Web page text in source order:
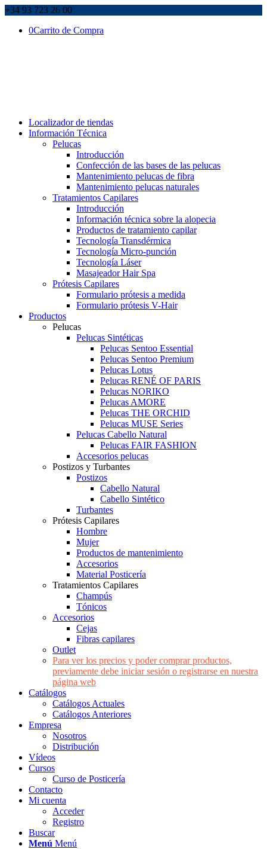
+34 93 723 26 00
0Carrito de Compra
Localizador de tiendas
Información Técnica
Pelucas
Introducción
Confección de las bases de las pelucas
Mantenimiento pelucas de fibra
Mantenimiento pelucas naturales
Tratamientos Capilares
Introducción
Información técnica sobre la alopecia
Productos de tratamiento capilar
Tecnología Transdérmica
Tecnología Micro-punción
Tecnología Láser
Masajeador Hair Spa
Prótesis Capilares
Formulario prótesis a medida
Formulario prótesis V-Hair
Productos
Pelucas
Pelucas Sintéticas
Pelucas Sentoo Essential
Pelucas Sentoo Premium
Pelucas Lotus
Pelucas RENÉ OF PARIS
Pelucas NORIKO
Pelucas AMORE
Pelucas THE ORCHID
Pelucas MUSE Series
Pelucas Cabello Natural
Pelucas FAIR FASHION
Accesorios pelucas
Postizos y Turbantes
Postizos
Cabello Natural
Cabello Sintético
Turbantes
Prótesis Capilares
Hombre
Mujer
Productos de mantenimiento
Accesorios
Material Posticería
Tratamientos Capilares
Champús
Tónicos
Accesorios
Cejas
Fibras capilares
Outlet
Para ver los precios y poder comprar productos,
previamente debe iniciar sesión o registrarse en nuestra
página web
Catálogos
Catálogos Actuales
Catálogos Anteriores
Empresa
Nosotros
Distribución
Vídeos
Cursos
Curso de Posticería
Contacto
Mi cuenta
Acceder
Registro
Buscar
Menú Menú